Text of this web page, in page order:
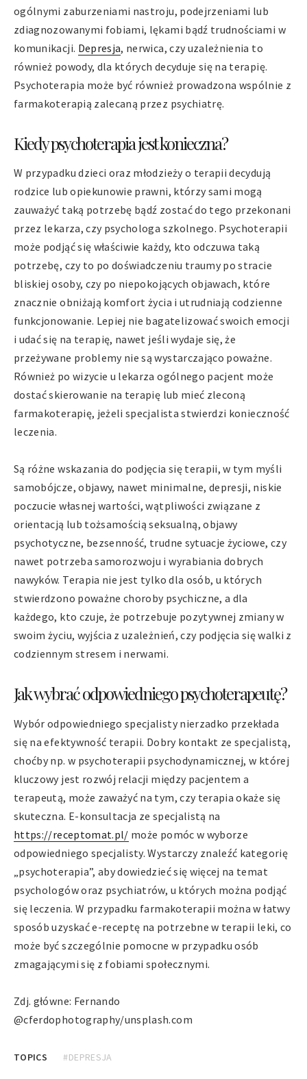
ogólnymi zaburzeniami nastroju, podejrzeniami lub
zdiagnozowanymi fobiami, lękami bądź trudnościami w
komunikacji. Depresja, nerwica, czy uzależnienia to
również powody, dla których decyduje się na terapię.
Psychoterapia może być również prowadzona wspólnie z
farmakoterapią zalecaną przez psychiatrę.
Kiedy psychoterapia jest konieczna?
W przypadku dzieci oraz młodzieży o terapii decydują
rodzice lub opiekunowie prawni, którzy sami mogą
zauważyć taką potrzebę bądź zostać do tego przekonani
przez lekarza, czy psychologa szkolnego. Psychoterapii
może podjąć się właściwie każdy, kto odczuwa taką
potrzebę, czy to po doświadczeniu traumy po stracie
bliskiej osoby, czy po niepokojących objawach, które
znacznie obniżają komfort życia i utrudniają codzienne
funkcjonowanie. Lepiej nie bagatelizować swoich emocji
i udać się na terapię, nawet jeśli wydaje się, że
przeżywane problemy nie są wystarczająco poważne.
Również po wizycie u lekarza ogólnego pacjent może
dostać skierowanie na terapię lub mieć zleconą
farmakoterapię, jeżeli specjalista stwierdzi konieczność
leczenia.
Są różne wskazania do podjęcia się terapii, w tym myśli
samobójcze, objawy, nawet minimalne, depresji, niskie
poczucie własnej wartości, wątpliwości związane z
orientacją lub tożsamością seksualną, objawy
psychotyczne, bezsenność, trudne sytuacje życiowe, czy
nawet potrzeba samorozwoju i wyrabiania dobrych
nawyków. Terapia nie jest tylko dla osób, u których
stwierdzono poważne choroby psychiczne, a dla
każdego, kto czuje, że potrzebuje pozytywnej zmiany w
swoim życiu, wyjścia z uzależnień, czy podjęcia się walki z
codziennym stresem i nerwami.
Jak wybrać odpowiedniego psychoterapeutę?
Wybór odpowiedniego specjalisty nierzadko przekłada
się na efektywność terapii. Dobry kontakt ze specjalistą,
choćby np. w psychoterapii psychodynamicznej, w której
kluczowy jest rozwój relacji między pacjentem a
terapeutą, może zaważyć na tym, czy terapia okaże się
skuteczna. E-konsultacja ze specjalistą na
https://receptomat.pl/ może pomóc w wyborze
odpowiedniego specjalisty. Wystarczy znaleźć kategorię
„psychoterapia”, aby dowiedzieć się więcej na temat
psychologów oraz psychiatrów, u których można podjąć
się leczenia. W przypadku farmakoterapii można w łatwy
sposób uzyskać e-receptę na potrzebne w terapii leki, co
może być szczególnie pomocne w przypadku osób
zmagającymi się z fobiami społecznymi.
Zdj. główne: Fernando
@cferdophotography/unsplash.com
TOPICS #DEPRESJA